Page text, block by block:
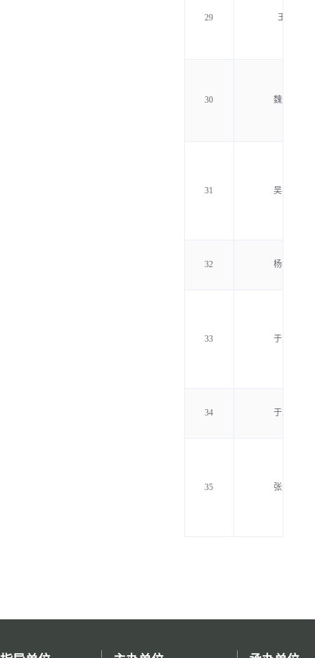
29 王煜
30 魏升华
31 吴华庆
32 杨世海
33 于志斌
34 于志常
35 张素斋